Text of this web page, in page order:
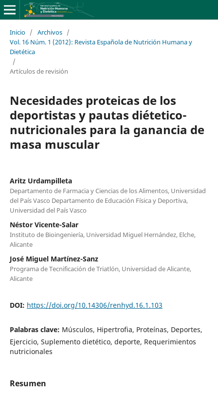
Inicio / Archivos /
Vol. 16 Núm. 1 (2012): Revista Española de Nutrición Humana y
Dietética
/
Artículos de revisión
Necesidades proteicas de los
deportistas y pautas diétetico-
nutricionales para la ganancia de
masa muscular
Aritz Urdampilleta
Departamento de Farmacia y Ciencias de los Alimentos, Universidad
del País Vasco Departamento de Educación Física y Deportiva,
Universidad del País Vasco
Néstor Vicente-Salar
Instituto de Bioingeniería, Universidad Miguel Hernández, Elche,
Alicante
José Miguel Martínez-Sanz
Programa de Tecnificación de Triatlón, Universidad de Alicante,
Alicante
DOI: https://doi.org/10.14306/renhyd.16.1.103
Palabras clave: Músculos, Hipertrofia, Proteínas, Deportes,
Ejercicio, Suplemento dietético, deporte, Requerimientos
nutricionales
Resumen